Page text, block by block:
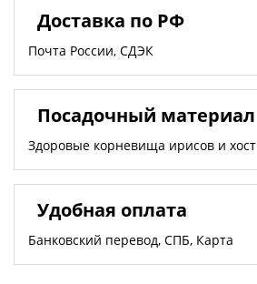
Доставка по РФ
Почта России, СДЭК
Посадочный материал
Здоровые корневища ирисов и хост
Удобная оплата
Банковский перевод, СПБ, Карта